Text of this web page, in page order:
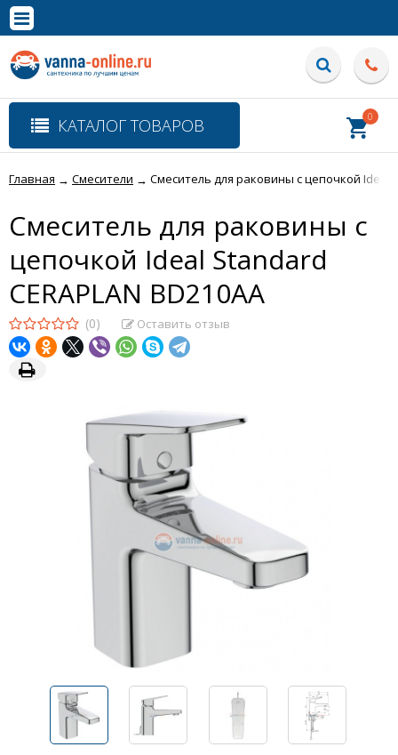
Полная версия сайта
КАТАЛОГ ТОВАРОВ 0
Главная → Смесители → Смеситель для раковины с цепочкой Ideal
Смеситель для раковины с
цепочкой Ideal Standard
CERAPLAN BD210AA
(0) Оставить отзыв